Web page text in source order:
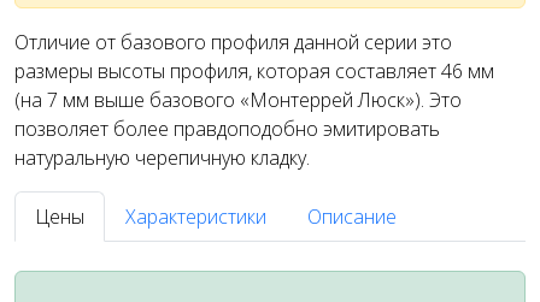
Отличие от базового профиля данной серии это
размеры высоты профиля, которая составляет 46 мм
(на 7 мм выше базового «Монтеррей Люск»). Это
позволяет более правдоподобно эмитировать
натуральную черепичную кладку.
Цены Характеристики Описание